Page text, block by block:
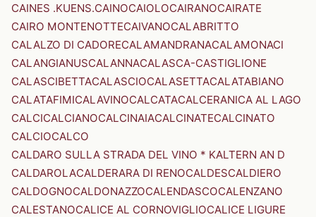
CAINES .KUENS.CAINOCAIOLOCAIRANOCAIRATE
CAIRO MONTENOTTECAIVANOCALABRITTO
CALALZO DI CADORECALAMANDRANACALAMONACI
CALANGIANUSCALANNACALASCA-CASTIGLIONE
CALASCIBETTACALASCIOCALASETTACALATABIANO
CALATAFIMICALAVINOCALCATACALCERANICA AL LAGO
CALCICALCIANOCALCINAIACALCINATECALCINATO
CALCIOCALCO
CALDARO SULLA STRADA DEL VINO * KALTERN AN D
CALDAROLACALDERARA DI RENOCALDESCALDIERO
CALDOGNOCALDONAZZOCALENDASCOCALENZANO
CALESTANOCALICE AL CORNOVIGLIOCALICE LIGURE